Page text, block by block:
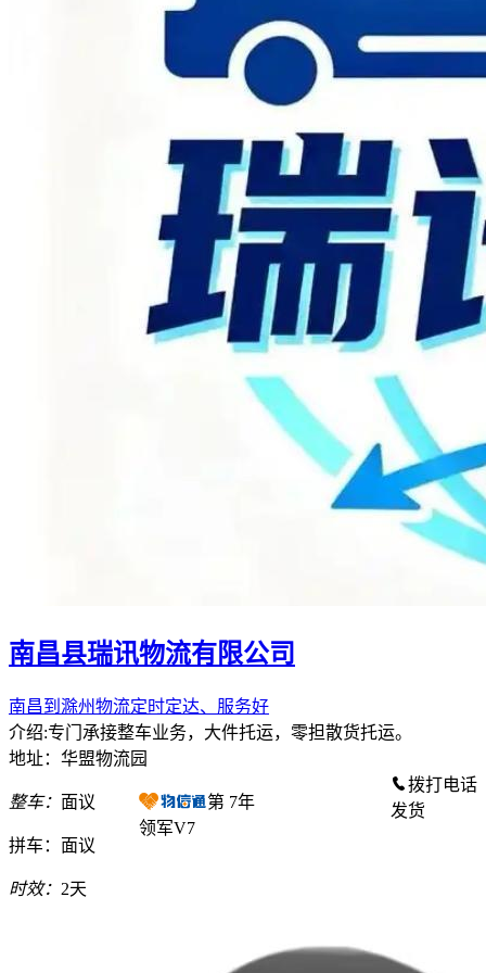
南昌县瑞讯物流有限公司
南昌到滁州物流定时定达、服务好
介绍:专门承接整车业务，大件托运，零担散货托运。
地址：华盟物流园
整车： 面议
拼车： 面议
时效： 2天
第 7年
领军V7
拨打电话
发货